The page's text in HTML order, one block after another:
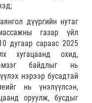
дүүргийн нутаг
газар үйл
дугаар сараас 2025
хугацаанд охид,
эмзэг байдлыг нь
нэрээр бусадтай
нь үнэлүүлсэн,
оруулж, бусдыг